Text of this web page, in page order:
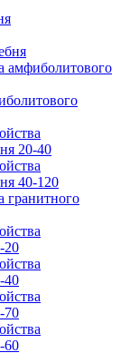
амфиболитового
20-40
40-120
гранитного
20
40
70
60